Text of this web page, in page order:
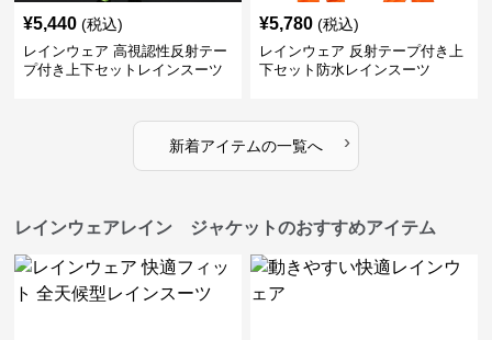
¥5,440 (税込)
レインウェア 高視認性反射テー
プ付き上下セットレインスーツ
¥5,780 (税込)
レインウェア 反射テープ付き上
下セット防水レインスーツ
新着アイテムの一覧へ ›
レインウェアレイン ジャケットのおすすめアイテム